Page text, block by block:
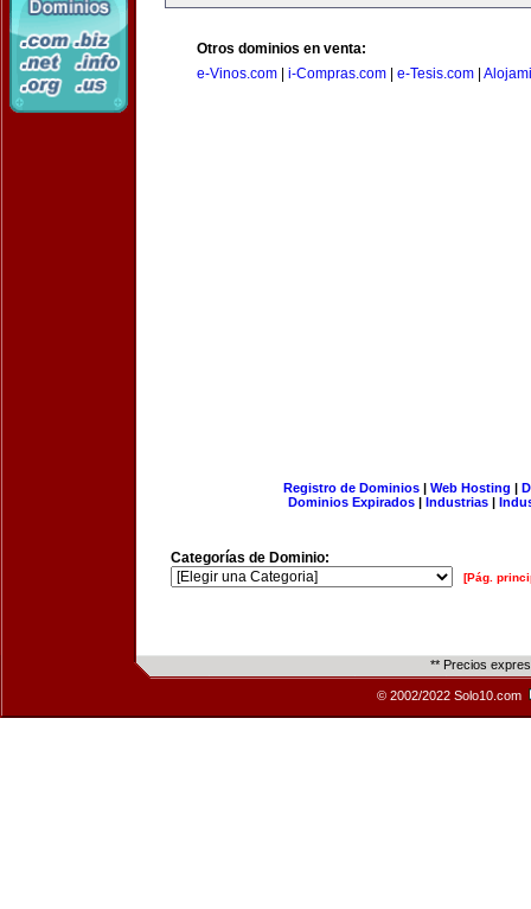
Otros dominios en venta:
e-Vinos.com
i-Compras.com e-Tesis.com
Registro de Dominios| Web Hosting |
Dominios Expirados | Industrias |
Categorías de Dominio:
[Pág.
** Precios
© 2002/2022 Solo10.com